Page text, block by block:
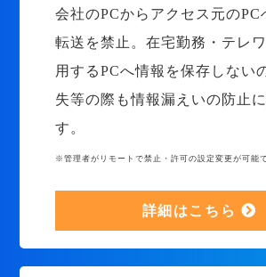
会社のPCからアクセス元のPC
転送を禁止。在宅勤務・テレ
用するPCへ情報を保存しない
失等の際も情報漏えいの防止
す。
※管理者がリモートで禁止・許可の設定変更が可能で
詳細はこちら